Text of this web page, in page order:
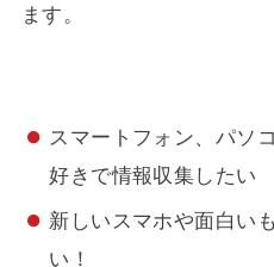
ます。
スマートフォン、パソ
好きで情報収集したい
新しいスマホや面白い
い！